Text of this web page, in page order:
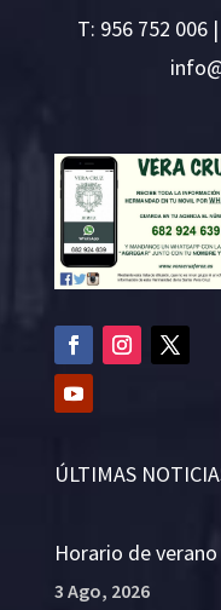
T: 956 752 006
i
ÚLTIMAS
Horario de
3 Ago, 2026